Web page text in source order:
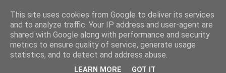
blick-punkt[e..]
Momentaufnahmen von unterwegs & daheim.
This site uses cookies from Google to deliver its services
and to analyze traffic. Your IP address and user-agent are
shared with Google along with performance and security
metrics to ensure quality of service, generate usage
statistics, and to detect and address abuse.
LEARN MORE GOT IT